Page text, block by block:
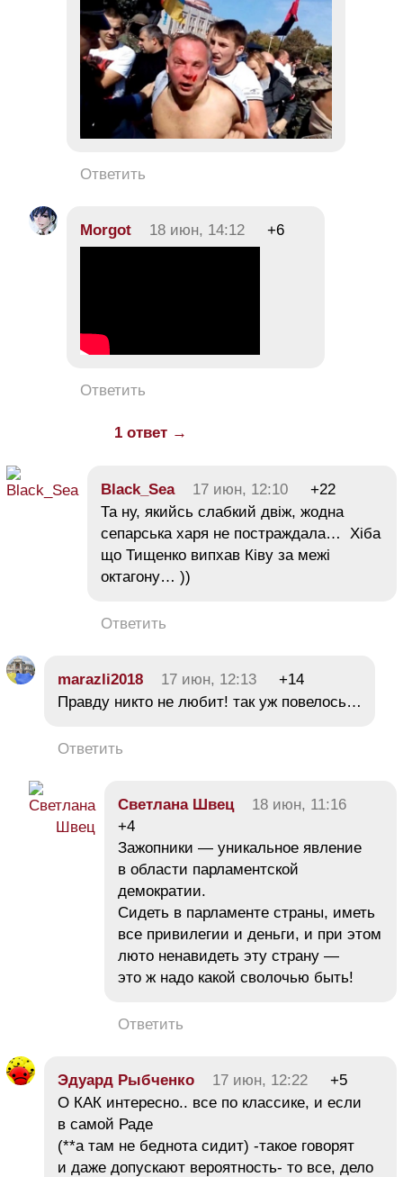
Ответить
Morgot 18 июн, 14:12 +6
Ответить
1 ответ →
Black_Sea 17 июн, 12:10
+22
Та ну, якийсь слабкий двіж, жодна
сепарська харя не постраждала… Хіба
що Тищенко випхав Ківу за межі
октагону… ))
Ответить
marazli2018 17 июн, 12:13
+14
Правду никто не любит! так уж повелось…
Ответить
Светлана Швец
18 июн, 11:16
+4
Зажопники — уникальное явление
в области парламентской
демократии.
Сидеть в парламенте страны, иметь
все привилегии и деньги, и при этом
люто ненавидеть эту страну —
это ж надо какой сволочью быть!
Ответить
Эдуард Рыбченко 17 июн, 12:22
+5
О КАК интересно.. все по классике, и если
в самой Раде
(**а там не беднота сидит) -такое говорят
и даже допускают вероятность- то все, дело